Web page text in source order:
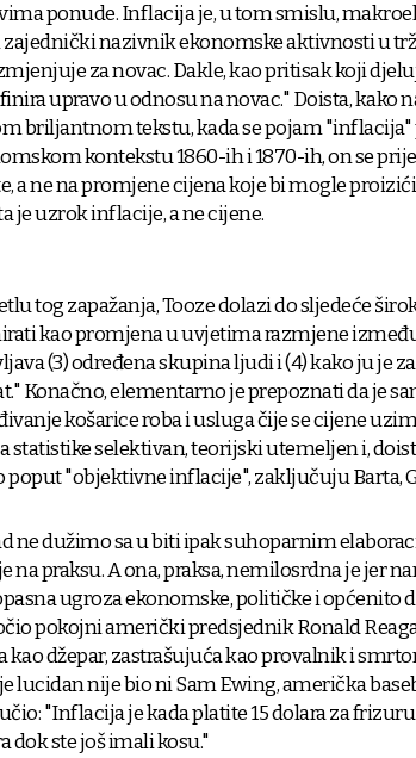
ponude. Inflacija je, u tom smislu,
zajednički nazivnik ekonomske aktivnosti u
za novac. Dakle, kao pritisak koji
upravo u odnosu na novac." Doista, kako
briljantnom tekstu, kada se pojam
kontekstu 1860-ih i 1870-ih, on se
a ne na promjene cijena koje bi mogle
je uzrok inflacije, a ne cijene.
tog zapažanja, Tooze dolazi do sljedeće
kao promjena u uvjetima razmjene između
(3) određena skupina ljudi i (4) kako ju je
Konačno, elementarno je prepoznati da je
košarice roba i usluga čije se cijene
statistike selektivan, teorijski utemeljen i,
poput "objektivne inflacije", zaključuju Barta,
ne dužimo sa u biti ipak suhoparnim
na praksu. A ona, praksa, nemilosrdna je jer
ugroza ekonomske, političke i općenito
pokojni američki predsjednik Ronald
kao džepar, zastrašujuća kao provalnik i
lucidan nije bio ni Sam Ewing, američka
"Inflacija je kada platite 15 dolara za frizuru
dok ste još imali kosu."